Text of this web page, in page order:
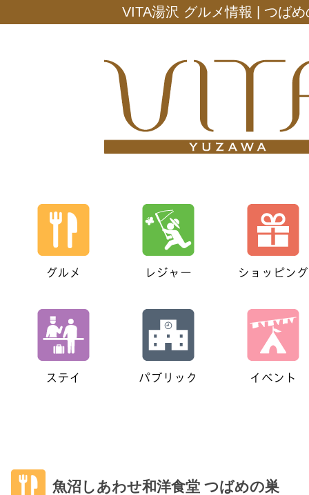
VITA湯沢 グルメ情報 | つばめ
魚沼しあわせ和洋食堂 つばめの巣